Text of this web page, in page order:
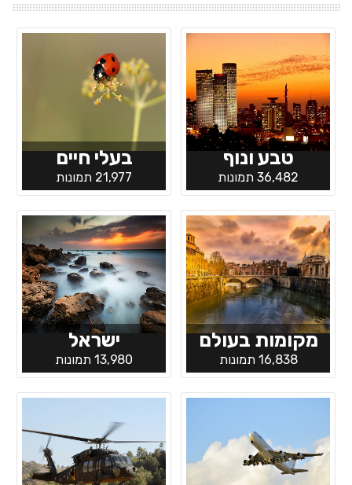
טבע ונוף
36,482 תמונות
בעלי חיים
21,977 תמונות
מקומות בעולם
16,838 תמונות
ישראל
13,980 תמונות